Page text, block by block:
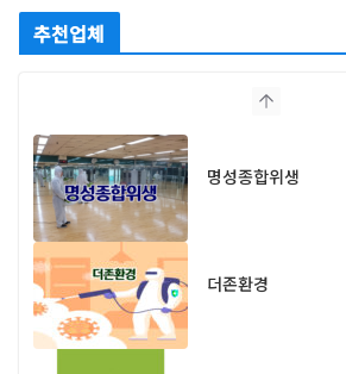
추천업체
명성종합위생
더존환경